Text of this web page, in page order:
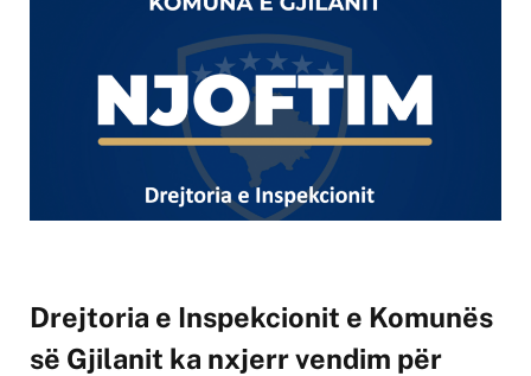
Drejtoria e Inspekcionit e Komunës
së Gjilanit ka nxjerr vendim për